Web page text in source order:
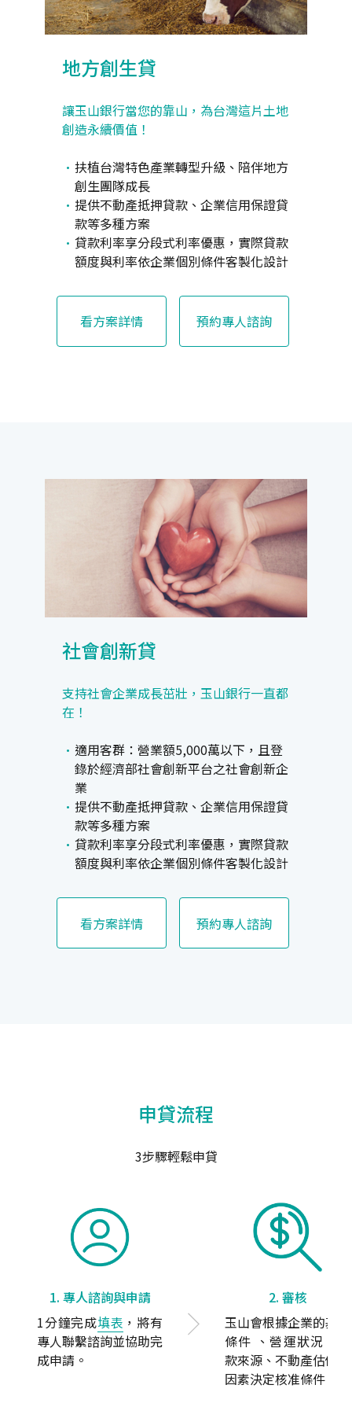
地方創生貸
讓玉山銀行當您的靠山，為台灣這片土地
創造永續價值！
扶植台灣特色產業轉型升級、陪伴地方
創生團隊成長
提供不動產抵押貸款、企業信用保證貸
款等多種方案
貸款利率享分段式利率優惠，實際貸款
額度與利率依企業個別條件客製化設計
看方案詳情 預約專人諮詢
社會創新貸
支持社會企業成長茁壯，玉山銀行一直都
在！
適用客群：營業額5,000萬以下，且登
錄於經濟部社會創新平台之社會創新企
業
提供不動產抵押貸款、企業信用保證貸
款等多種方案
貸款利率享分段式利率優惠，實際貸款
額度與利率依企業個別條件客製化設計
看方案詳情 預約專人諮詢
申貸流程
3步驟輕鬆申貸
1. 專人諮詢與申請
1分鐘完成填表 ，將有
專人聯繫諮詢並協助完
成申請。
2. 審核
玉山會根據企業的基本
條件 、營運狀況、還
款來源、不動產估價等
因素決定核准條件。